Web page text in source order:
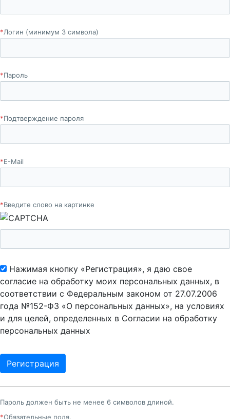
*Логин (минимум 3 символа)
*Пароль
*Подтверждение пароля
*E-Mail
*Введите слово на картинке
Нажимая кнопку «Регистрация», я даю свое
согласие на обработку моих персональных данных, в
соответствии с Федеральным законом от 27.07.2006
года №152-ФЗ «О персональных данных», на условиях
и для целей, определенных в Согласии на обработку
персональных данных
Пароль должен быть не менее 6 символов длиной.
*Обязательные поля.